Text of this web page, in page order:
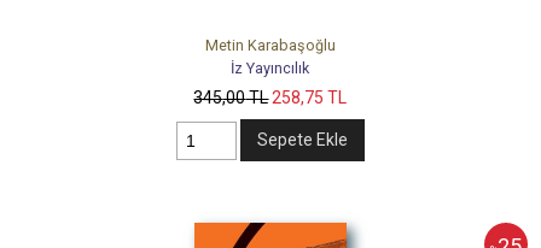
Metin Karabaşoğlu
İz Yayıncılık
345,00TL258,75 TL
Sepete Ekle